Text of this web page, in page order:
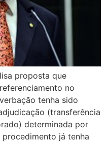
proposta que
no
tenha sido
(transferência
determinada por
já tenha